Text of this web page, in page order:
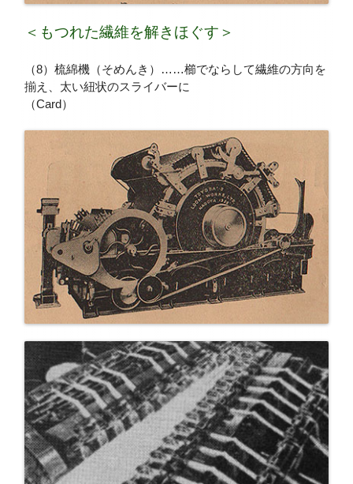
＜もつれた繊維を解きほぐす＞
（8）梳綿機（そめんき）……櫛でならして繊維の方向を
揃え、太い紐状のスライバーに
（Card）